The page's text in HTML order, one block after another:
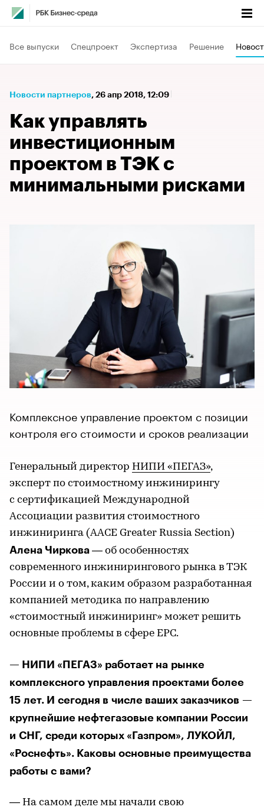
Все выпуски Спецпроект Экспертиза Решение
Новости партнеров⁠, 26 апр 2018, 12:09
Как управлять
инвестиционным
проектом в ТЭК с
минимальными рисками
Комплексное управление проектом с позиции
контроля его стоимости и сроков реализации
Генеральный директор НИПИ «ПЕГАЗ»,
эксперт по стоимостному инжинирингу
с сертификацией Международной
Ассоциации развития стоимостного
инжиниринга (AACE Greater Russia Section)
Алена Чиркова — об особенностях
современного инжинирингового рынка в ТЭК
России и о том, каким образом разработанная
компанией методика по направлению
«стоимостный инжиниринг» может решить
основные проблемы в сфере ЕРС.
— НИПИ «ПЕГАЗ» работает на рынке
комплексного управления проектами более
15 лет. И сегодня в числе ваших заказчиков —
крупнейшие нефтегазовые компании России
и СНГ, среди которых «Газпром», ЛУКОЙЛ,
«Роснефть». Каковы основные преимущества
работы с вами?
— На самом деле мы начали свою